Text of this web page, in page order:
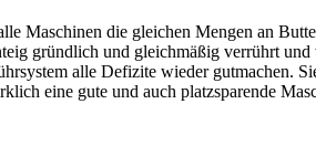
Maschinen die gleichen Mengen an
gründlich und gleichmäßig verrührt
alle Defizite wieder gutmachen.
eine gute und auch platzsparende